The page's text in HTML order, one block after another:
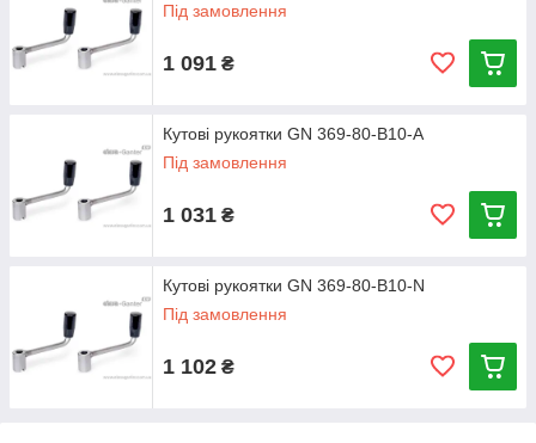
Під замовлення
1 091 ₴
Кутові рукоятки GN 369-80-B10-A
Під замовлення
1 031 ₴
Кутові рукоятки GN 369-80-B10-N
Під замовлення
1 102 ₴